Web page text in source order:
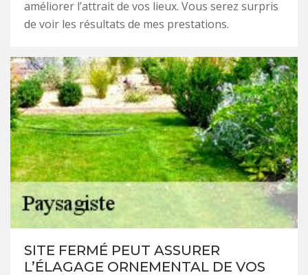
améliorer l’attrait de vos lieux. Vous serez surpris
de voir les résultats de mes prestations.
SITE FERMÉ PEUT ASSURER
L’ÉLAGAGE ORNEMENTAL DE VOS